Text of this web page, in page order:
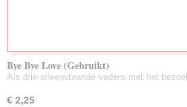
Bye Bye Love (Gebruikt)
Als drie alleenstaande vaders met het
€ 2,25